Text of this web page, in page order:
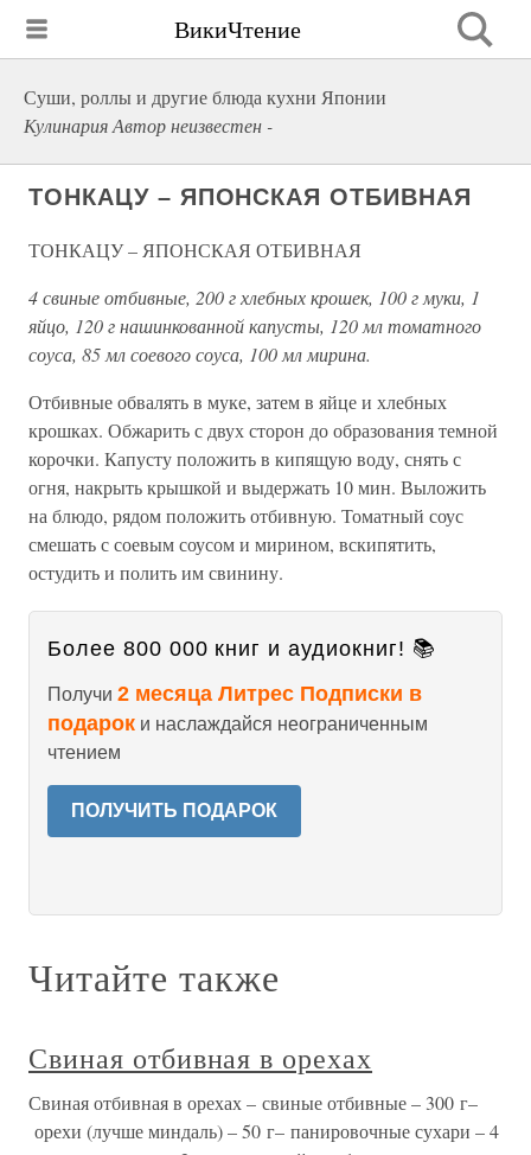
ВикиЧтение
Суши, роллы и другие блюда кухни Японии
Кулинария Автор неизвестен -
ТОНКАЦУ – ЯПОНСКАЯ ОТБИВНАЯ
ТОНКАЦУ – ЯПОНСКАЯ ОТБИВНАЯ
4 свиные отбивные, 200 г хлебных крошек, 100 г муки, 1
яйцо, 120 г нашинкованной капусты, 120 мл томатного
соуса, 85 мл соевого соуса, 100 мл мирина.
Отбивные обвалять в муке, затем в яйце и хлебных
крошках. Обжарить с двух сторон до образования темной
корочки. Капусту положить в кипящую воду, снять с
огня, накрыть крышкой и выдержать 10 мин. Выложить
на блюдо, рядом положить отбивную. Томатный соус
смешать с соевым соусом и мирином, вскипятить,
остудить и полить им свинину.
Более 800 000 книг и аудиокниг! 📚
Получи 2 месяца Литрес Подписки в
подарок и наслаждайся неограниченным
чтением
ПОЛУЧИТЬ ПОДАРОК
Читайте также
Свиная отбивная в орехах
Свиная отбивная в орехах – свиные отбивные – 300 г–
орехи (лучше миндаль) – 50 г– панировочные сухари – 4